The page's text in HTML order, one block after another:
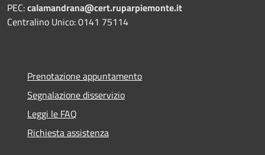
PEC:calamandrana@cert.ruparpiemonte.it
Centralino Unico: 0141 75114
Prenotazione appuntamento
Segnalazione disservizio
Leggi le FAQ
Richiesta assistenza